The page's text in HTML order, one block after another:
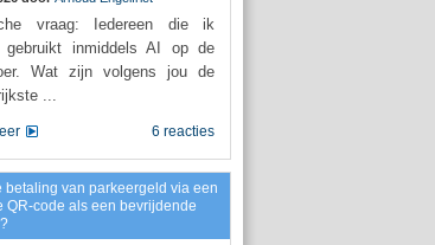
vraag: Iedereen die ik
gebruikt inmiddels AI op de
Wat zijn volgens jou de
...
6 reacties
betaling van parkeergeld via een
QR-code als een bevrijdende